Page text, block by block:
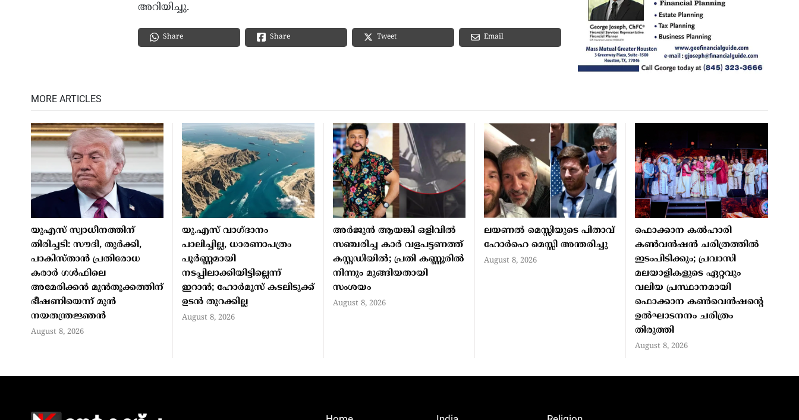
അറിയിച്ചു.
Share Share Tweet Email
MORE ARTICLES
യുഎസ് സ്വാധീനത്തിന്
തിരിച്ചടി: സൗദി, തുർക്കി,
പാകിസ്താൻ പ്രതിരോധ
കരാർ ഗൾഫിലെ
അമേരിക്കൻ മുൻതൂക്കത്തിന്
ഭീഷണിയെന്ന് മുൻ
നയതന്ത്രജ്ഞൻ
August 8, 2026
യു.എസ് വാഗ്ദാനം
പാലിച്ചില്ല, ധാരണാപത്രം
പൂർണ്ണമായി
നടപ്പിലാക്കിയിട്ടില്ലെന്ന്
ഇറാൻ; ഹോർമൂസ് കടലിടുക്ക്
ഉടൻ തുറക്കില്ല
August 8, 2026
അർജുൻ ആയങ്കി ഒളിവിൽ
സഞ്ചരിച്ച കാർ വളപട്ടണത്ത്
കസ്റ്റഡിയിൽ; പ്രതി കണ്ണൂരിൽ
നിന്നും മുങ്ങിയതായി
സംശയം
August 8, 2026
ലയണൽ മെസ്സിയുടെ പിതാവ്
ഹോർഹെ മെസ്സി അന്തരിച്ചു
August 8, 2026
ഫൊക്കാന കൽഹാരി
കൺവൻഷൻ ചരിത്രത്തിൽ
ഇടംപിടിക്കും; പ്രവാസി
മലയാളികളുടെ ഏറ്റവും
വലിയ പ്രസ്ഥാനമായി
ഫൊക്കാന കൺവെൻഷന്റെ
ഉൽഘാടനനം ചരിത്രം
തിരുത്തി
August 8, 2026